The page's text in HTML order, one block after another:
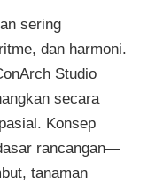
sering
dan harmoni.
Studio
secara
Konsep
rancangan—
tanaman